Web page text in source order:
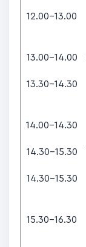
12.00-13.00
13.00-14.00
13.30-14.30
14.00-14.30
14.30-15.30
14.30-15.30
15.30-16.30